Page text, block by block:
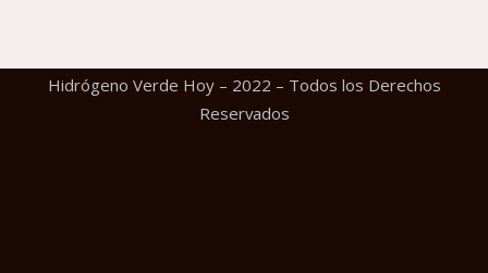
Hidrógeno Verde Hoy – 2022 – Todos los Derechos
Reservados